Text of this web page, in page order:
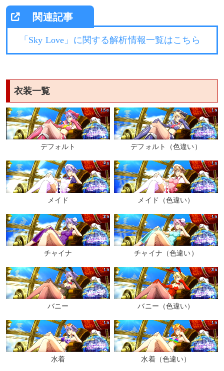
「Sky Love」に関する解析情報一覧はこちら
衣装一覧
デフォルト デフォルト（色違い）
メイド メイド（色違い）
チャイナ チャイナ（色違い）
バニー バニー（色違い）
水着 水着（色違い）